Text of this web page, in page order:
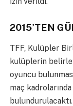
2015’TEN
TFF, Kulüpler
kulüplerin
oyuncu
maç